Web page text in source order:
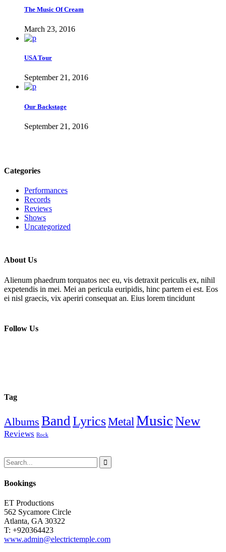
The Music Of Cream
March 23, 2016
USA Tour
September 21, 2016
Our Backstage
September 21, 2016
Categories
Performances
Records
Reviews
Shows
Uncategorized
About Us
Alienum phaedrum torquatos nec eu, vis detraxit periculis ex, nihil
expetendis in mei. Mei an pericula euripidis, hinc partem ei est. Eos
ei nisl graecis, vix aperiri consequat an. Eius lorem tincidunt
Follow Us
Tag
Albums Band LyricsMetalMusicNew
Reviews Rock
Bookings
ET Productions
562 Sycamore Circle
Atlanta, GA 30322
T: +920364423
www.admin@electrictemple.com